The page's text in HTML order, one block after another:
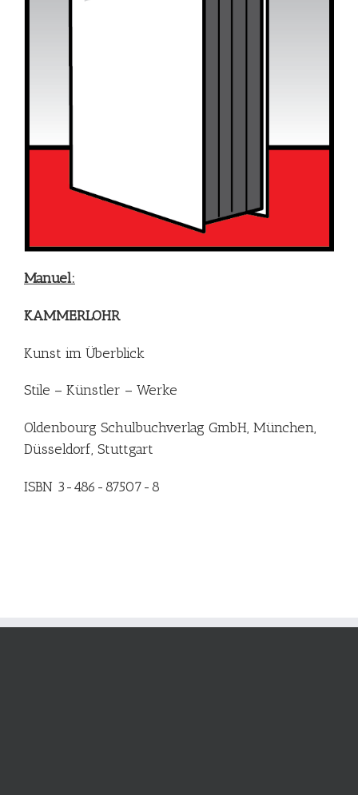
Manuel:
KAMMERLOHR
Kunst im Überblick
Stile – Künstler – Werke
Oldenbourg Schulbuchverlag GmbH, München,
Düsseldorf, Stuttgart
ISBN 3-486-87507-8